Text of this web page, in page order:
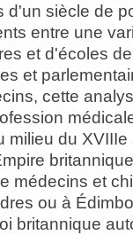
d'un siècle de
entre une
et d'écoles
et
cette
milieu du
médecins et
ou à
britannique